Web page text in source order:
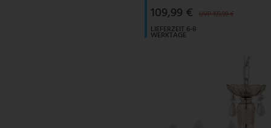
109,99 € UVP 199,99 €
LIEFERZEIT 6-8
WERKTAGE